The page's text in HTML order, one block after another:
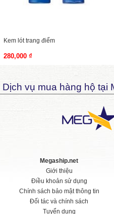
Kem lót trang điểm
280,000 ₫
Dịch vụ mua hàng hộ tại
Megaship.net
Giới thiệu
Điều khoản sử dụng
Chính sách bảo mật thông tin
Đối tác và chính sách
Tuyển dụng